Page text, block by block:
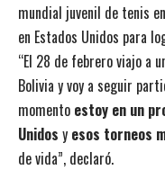
mundial juvenil de tenis
en Estados Unidos para
“El 28 de febrero viajo a
Bolivia y voy a seguir
momento estoy en un
Unidos y esos torneos
de vida”, declaró.